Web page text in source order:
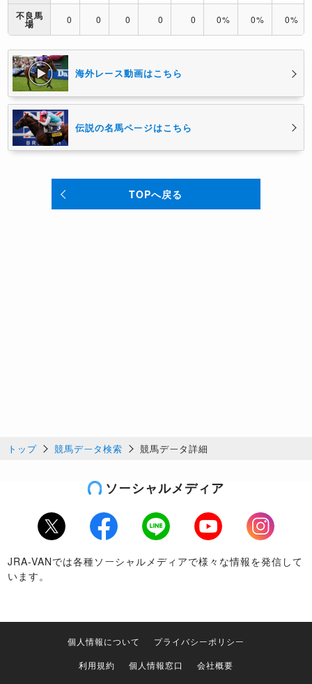
不良馬
場 0 0 0 0 0 0% 0% 0%
海外レース動画はこちら
伝説の名馬ページはこちら
TOPへ戻る
トップ 競馬データ検索 競馬データ詳細
ソーシャルメディア
Twitter Facebook LINE Youtube
Instagram
JRA-VANでは各種ソーシャルメディアで様々な情報を発信して
います。
個人情報について
プライバシーポリシー
利用規約
個人情報窓口
会社概要